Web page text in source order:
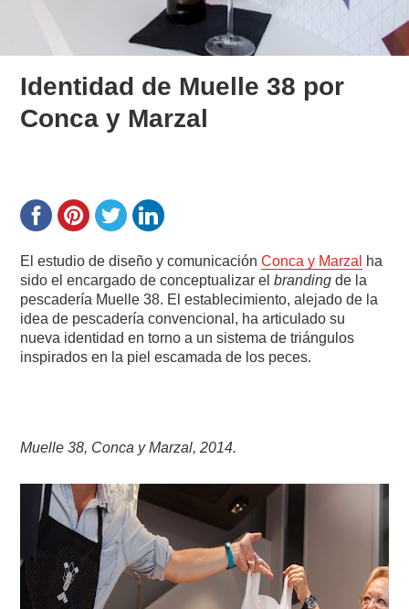
Identidad de Muelle 38 por
Conca y Marzal
El estudio de diseño y comunicaciónConca y Marzal
ha
sido el encargado de conceptualizar elbranding de la
pescadería Muelle 38. El establecimiento, alejado de la
idea de pescadería convencional, ha articulado su
nueva identidad en torno a un sistema de triángulos
inspirados en la piel escamada de los peces.
Muelle 38, Conca y Marzal, 2014.